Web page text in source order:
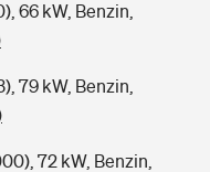
66 kW, Benzin,
79 kW, Benzin,
72 kW, Benzin,